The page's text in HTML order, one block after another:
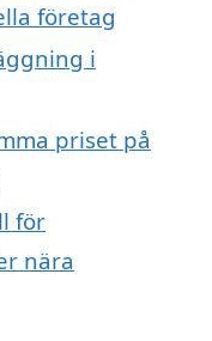
företag
i
priset på
för
nära